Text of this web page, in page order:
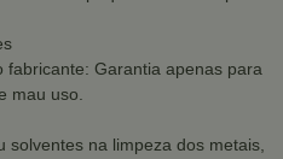
Garantia apenas para
mau uso.
solventes na limpeza dos metais,